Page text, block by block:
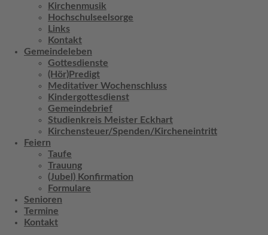
Kirchenmusik
Hochschulseelsorge
Links
Kontakt
Gemeindeleben
Gottesdienste
(Hör)Predigt
Meditativer Wochenschluss
Kindergottesdienst
Gemeindebrief
Studienkreis Meister Eckhart
Kirchensteuer/Spenden/Kircheneintritt
Feiern
Taufe
Trauung
(Jubel) Konfirmation
Formulare
Senioren
Termine
Kontakt